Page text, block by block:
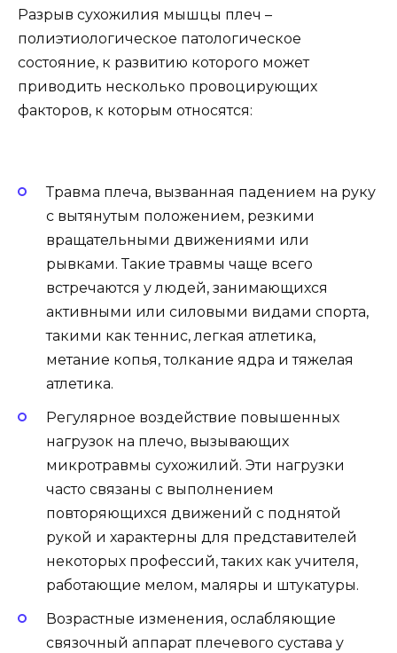
Разрыв сухожилия мышцы плеч –
полиэтиологическое патологическое
состояние, к развитию которого может
приводить несколько провоцирующих
факторов, к которым относятся:
Травма плеча, вызванная падением на руку
с вытянутым положением, резкими
вращательными движениями или
рывками. Такие травмы чаще всего
встречаются у людей, занимающихся
активными или силовыми видами спорта,
такими как теннис, легкая атлетика,
метание копья, толкание ядра и тяжелая
атлетика.
Регулярное воздействие повышенных
нагрузок на плечо, вызывающих
микротравмы сухожилий. Эти нагрузки
часто связаны с выполнением
повторяющихся движений с поднятой
рукой и характерны для представителей
некоторых профессий, таких как учителя,
работающие мелом, маляры и штукатуры.
Возрастные изменения, ослабляющие
связочный аппарат плечевого сустава у